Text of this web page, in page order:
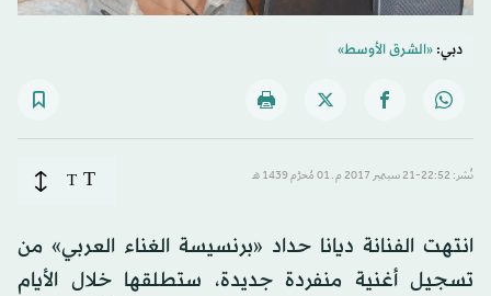
دبي:«الشرق الأوسط»
نُشر: 22:52-21 سبتمبر 2017 م ـ 01 مُحرَّم 1439 هـ T
T
انتهت الفنانة ديانا حداد «برنسيسة الغناء العربي» من
تسجيل أغنية منفردة جديدة، ستطلقها خلال الأيام